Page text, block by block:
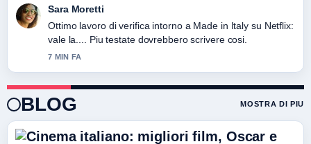
Sara Moretti
Ottimo lavoro di verifica intorno a Made in Italy su Netflix:
vale la.... Piu testate dovrebbero scrivere cosi.
7 MIN FA
BLOG MOSTRA DI PIU